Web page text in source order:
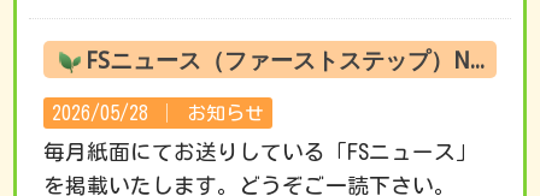
FSニュース（ファーストステップ）No.220 6月の活動です
2026/05/28 │ お知らせ
毎月紙面にてお送りしている「FSニュース」
を掲載いたします。どうぞご一読下さい。